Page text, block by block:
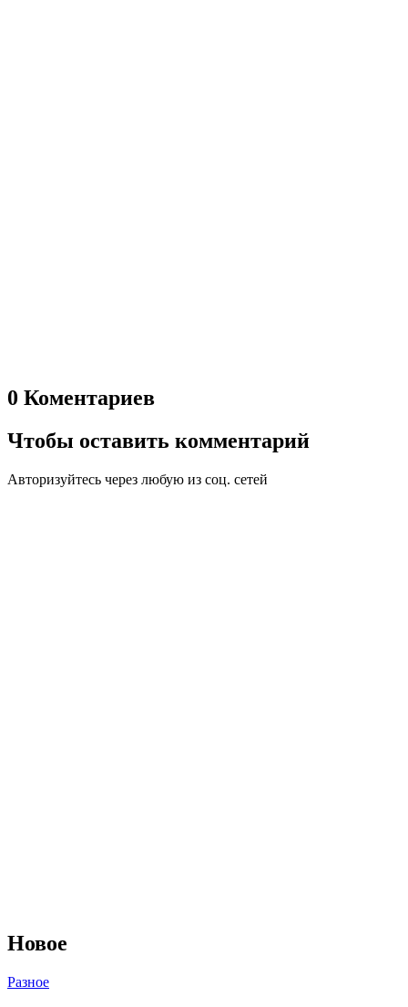
0 Коментариев
Чтобы оставить комментарий
Авторизуйтесь через любую из соц. сетей
Новое
Разное